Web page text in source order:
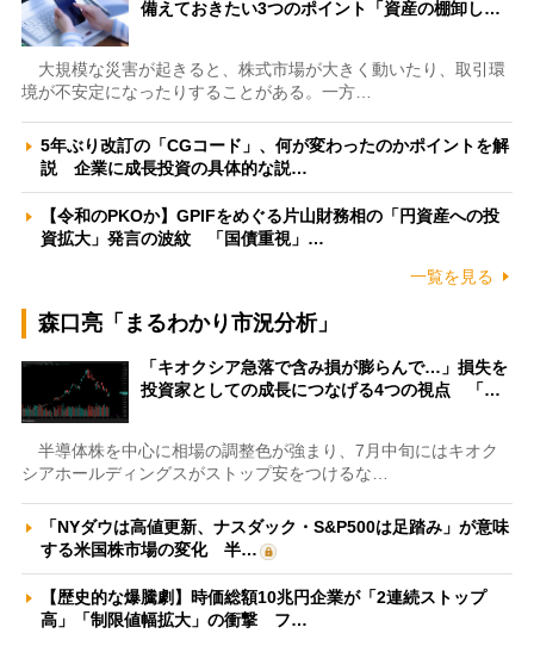
備えておきたい3つのポイント「資産の棚卸し…
大規模な災害が起きると、株式市場が大きく動いたり、取引環
境が不安定になったりすることがある。一方…
5年ぶり改訂の「CGコード」、何が変わったのかポイントを解
説 企業に成長投資の具体的な説…
【令和のPKOか】GPIFをめぐる片山財務相の「円資産への投
資拡大」発言の波紋 「国債重視」…
一覧を見る
森口亮「まるわかり市況分析」
「キオクシア急落で含み損が膨らんで…」損失を
投資家としての成長につなげる4つの視点 「…
半導体株を中心に相場の調整色が強まり、7月中旬にはキオク
シアホールディングスがストップ安をつけるな…
「NYダウは高値更新、ナスダック・S&P500は足踏み」が意味
する米国株市場の変化 半…
【歴史的な爆騰劇】時価総額10兆円企業が「2連続ストップ
高」「制限値幅拡大」の衝撃 フ…